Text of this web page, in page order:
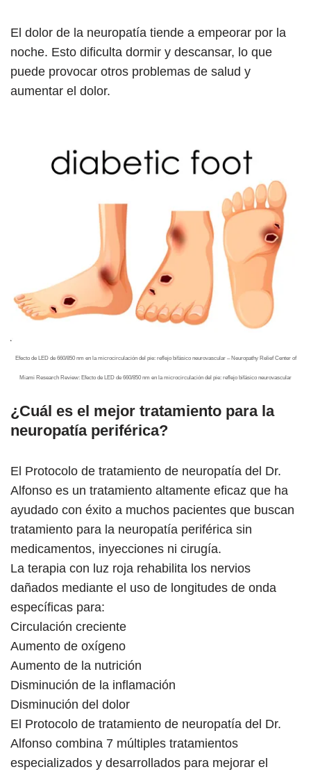
El dolor de la neuropatía tiende a empeorar por la
noche. Esto dificulta dormir y descansar, lo que
puede provocar otros problemas de salud y
aumentar el dolor.
Efecto de LED de 660/850 nm en la microcirculación del pie: reflejo bifásico neurovascular – Neuropathy Relief Center of
Miami Research Review: Efecto de LED de 660/850 nm en la microcirculación del pie: reflejo bifásico neurovascular
¿Cuál es el mejor tratamiento para la
neuropatía periférica?
El Protocolo de tratamiento de neuropatía del Dr.
Alfonso es un tratamiento altamente eficaz que ha
ayudado con éxito a muchos pacientes que buscan
tratamiento para la neuropatía periférica sin
medicamentos, inyecciones ni cirugía.
La terapia con luz roja rehabilita los nervios
dañados mediante el uso de longitudes de onda
específicas para:
Circulación creciente
Aumento de oxígeno
Aumento de la nutrición
Disminución de la inflamación
Disminución del dolor
El Protocolo de tratamiento de neuropatía del Dr.
Alfonso combina 7 múltiples tratamientos
especializados y desarrollados para mejorar el